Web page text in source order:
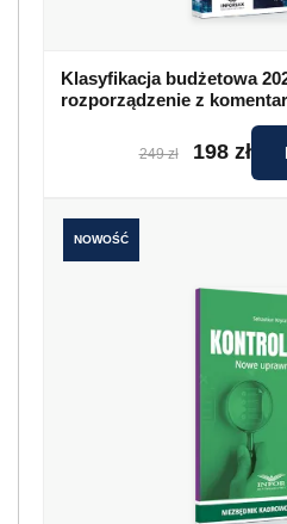
Klasyfikacja budżetowa
rozporządzenie z
249 zł 198 zł
NOWOŚĆ